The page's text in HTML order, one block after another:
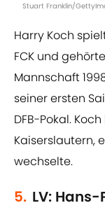
Stuart Franklin/
Harry Koch
FCK und
Mannschaft
seiner ersten
DFB-Pokal.
Kaiserslautern,
wechselte.
5. LV: